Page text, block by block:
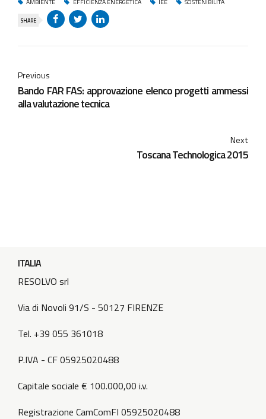
SHARE
Previous
Bando FAR FAS: approvazione elenco progetti ammessi
alla valutazione tecnica
Next
Toscana Technologica 2015
ITALIA
RESOLVO srl
Via di Novoli 91/S - 50127 FIRENZE
Tel. +39 055 361018
P.IVA - CF 05925020488
Capitale sociale € 100.000,00 i.v.
Registrazione CamComFI 05925020488